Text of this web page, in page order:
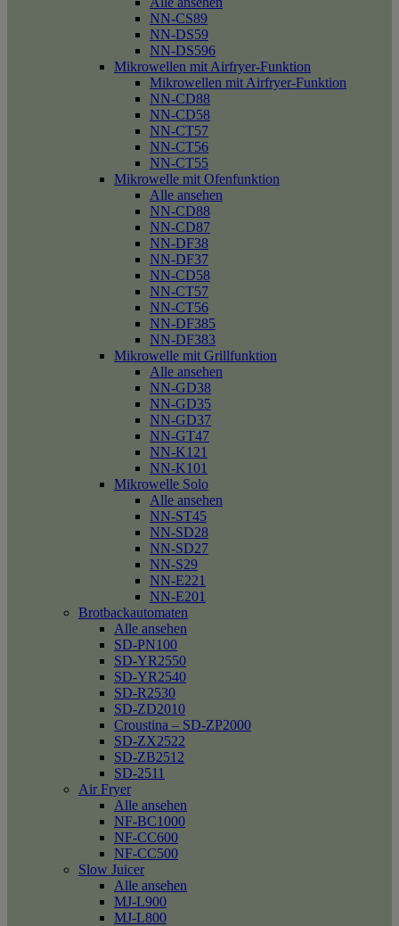
NN-CS89
NN-DS59
NN-DS596
Mikrowellen mit Airfryer-Funktion
Mikrowellen mit Airfryer-Funktion
NN-CD88
NN-CD58
NN-CT57
NN-CT56
NN-CT55
Mikrowelle mit Ofenfunktion
Alle ansehen
NN-CD88
NN-CD87
NN-DF38
NN-DF37
NN-CD58
NN-CT57
NN-CT56
NN-DF385
NN-DF383
Mikrowelle mit Grillfunktion
Alle ansehen
NN-GD38
NN-GD35
NN-GD37
NN-GT47
NN-K121
NN-K101
Mikrowelle Solo
Alle ansehen
NN-ST45
NN-SD28
NN-SD27
NN-S29
NN-E221
NN-E201
Brotbackautomaten
Alle ansehen
SD-PN100
SD-YR2550
SD-YR2540
SD-R2530
SD-ZD2010
Croustina – SD-ZP2000
SD-ZX2522
SD-ZB2512
SD-2511
Air Fryer
Alle ansehen
NF-BC1000
NF-CC600
NF-CC500
Slow Juicer
Alle ansehen
MJ-L900
MJ-L800